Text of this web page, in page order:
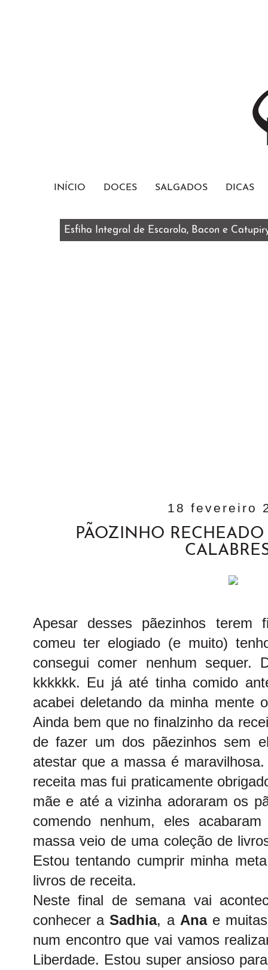
INÍCIO DOCES SALGADOS DICAS
Esfiha Integral de Escarola, Bacon e
18 fevereiro
PÃOZINHO
Apesar desses pãezinhos terem
comeu ter elogiado (e muito)
consegui comer nenhum sequer.
kkkkkk. Eu já até tinha comido
acabei deletando da minha mente
Ainda bem que no finalzinho da
de fazer um dos pãezinhos sem
atestar que a massa é
receita mas fui praticamente
mãe e até a vizinha adoraram os
comendo nenhum, eles
massa veio de uma coleção de
Estou tentando cumprir minha
livros de receita.
Neste final de semana vai
conhecer aSadhia, a Anae muitas
num encontro que vai vamos
Liberdade. Estou super ansioso